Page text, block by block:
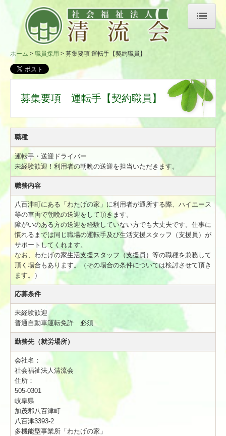
ホーム
事業所紹介
事業所 白川町
事業所 八百津町
事業所 美濃加茂市
製品紹介（竹製品）
行事の紹介
職員採用
募集要項 生活支援員【正職員】
募集要項 調理員【正職員】
募集要項 運転手【契約職員】
問い合わせ
木造施設の紹介
ホーム 職員採用 募集要項 運転手【契約職員】
募集要項 運転手【契約職員】
職種
運転手・送迎ドライバー
未経験歓迎！利用者の朝晩の送迎を担当いただきます。
職務内容
八百津町にある「わたげの家」に利用者が通所する際、ハイエース
等の車両で朝晩の送迎をして頂きます。
障がいのある方の送迎を経験していない方でも大丈夫です。仕事に
慣れるまでは同じ職場の運転手及び生活支援スタッフ（支援員）が
サポートしてくれます。
なお、わたげの家生活支援スタッフ（支援員）等の職種を兼務して
頂く場合もあります。（その場合の条件については検討させて頂き
ます。）
応募条件
未経験歓迎
普通自動車運転免許 必須
勤務先（就労場所）
会社名：
社会福祉法人清流会
住所：
505-0301
岐阜県
加茂郡八百津町
八百津3393-2
多機能型事業所「わたげの家」